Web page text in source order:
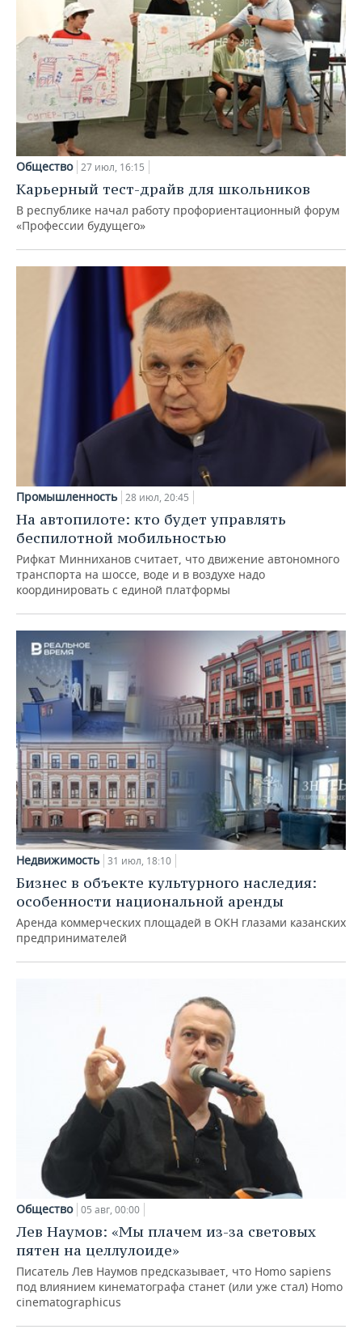
Общество 27 июл, 16:15
Карьерный тест-драйв для школьников
В республике начал работу профориентационный форум
«Профессии будущего»
Промышленность 28 июл, 20:45
На автопилоте: кто будет управлять
беспилотной мобильностью
Рифкат Минниханов считает, что движение автономного
транспорта на шоссе, воде и в воздухе надо
координировать с единой платформы
Недвижимость 31 июл, 18:10
Бизнес в объекте культурного наследия:
особенности национальной аренды
Аренда коммерческих площадей в ОКН глазами казанских
предпринимателей
Общество 05 авг, 00:00
Лев Наумов: «Мы плачем из-за световых
пятен на целлулоиде»
Писатель Лев Наумов предсказывает, что Homo sapiens
под влиянием кинематографа станет (или уже стал) Homo
cinematographicus